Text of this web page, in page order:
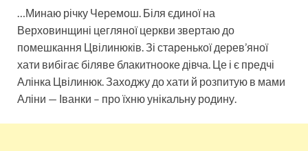
…Минаю річку Черемош. Біля єдиної на
Верховинщині цегляної церкви звертаю до
помешкання Цвілинюків. Зі старенької дерев’яної
хати вибігає біляве блакитнооке дівча. Це і є предчі
Алінка Цвілинюк. Заходжу до хати й розпитую в мами
Аліни — Іванки – про їхню унікальну родину.